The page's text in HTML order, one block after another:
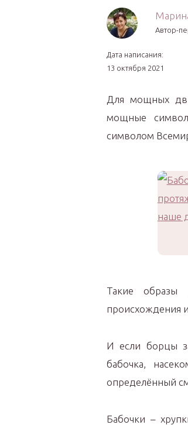
Автор-
Дата написания:
13 октября 2021
Для мощных
мощные
символом
Такие образы
происхождения
И если борцы
бабочка,
определённый
Бабочки –